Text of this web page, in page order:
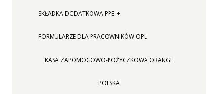
SKŁADKA DODATKOWA PPE
FORMULARZE DLA PRACOWNIKÓW OPL
KASA ZAPOMOGOWO-POŻYCZKOWA ORANGE
POLSKA